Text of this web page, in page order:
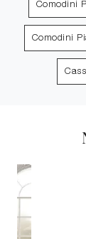
Comodini
Comodini